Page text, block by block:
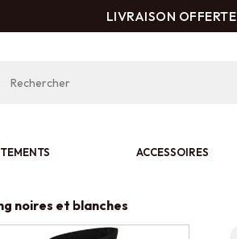
LIVRAISON OFFERTE
ACCESSOIRES
noires et blanches